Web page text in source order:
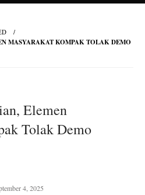
MASYARAKAT KOMPAK TOLAK DEMO
Elemen
Tolak Demo
4, 2025